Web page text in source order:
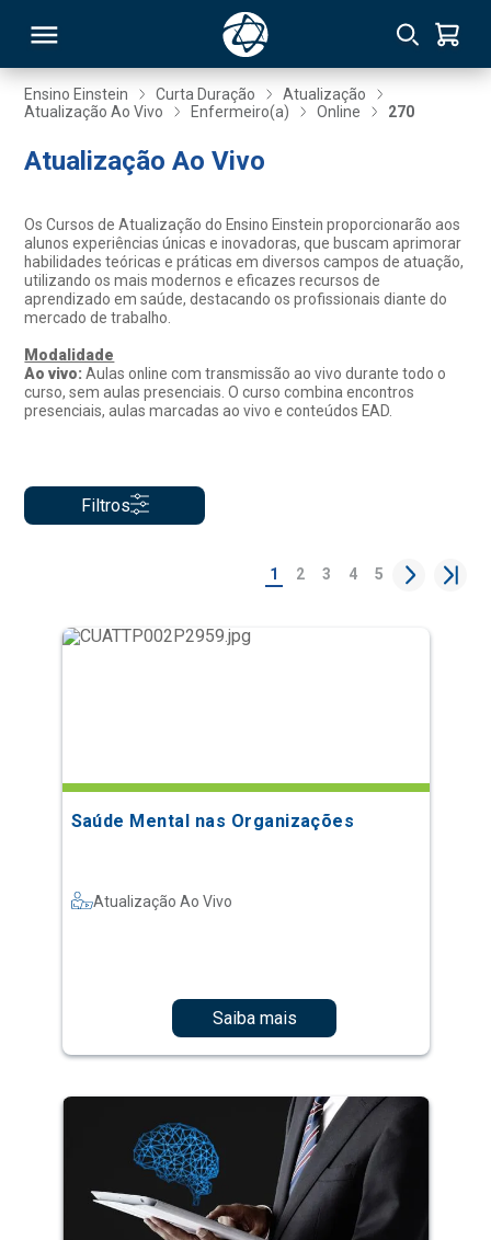
Ensino Einstein Curta Duração
Atualização
Atualização Ao Vivo
Enfermeiro(a) Online 270
Atualização Ao Vivo
Os Cursos de Atualização do Ensino Einstein proporcionarão aos
alunos experiências únicas e inovadoras, que buscam aprimorar
habilidades teóricas e práticas em diversos campos de atuação,
utilizando os mais modernos e eficazes recursos de
aprendizado em saúde, destacando os profissionais diante do
mercado de trabalho.
Modalidade
Ao vivo:Aulas online com transmissão ao vivo durante todo o
curso, sem aulas presenciais. O curso combina encontros
presenciais, aulas marcadas ao vivo e conteúdos EAD.
Filtros
1 2 3 4 5
Saúde Mental nas Organizações
Atualização Ao Vivo
Saiba mais